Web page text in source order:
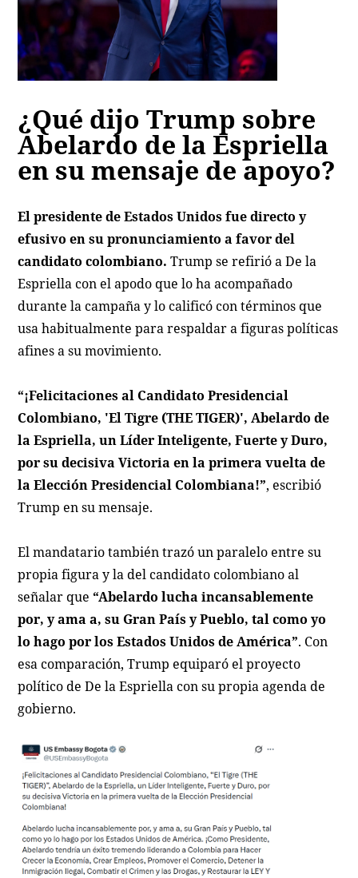
¿Qué dijo Trump sobre
Abelardo de la Espriella
en su mensaje de apoyo?
El presidente de Estados Unidos fue directo y
efusivo en su pronunciamiento a favor del
candidato colombiano. Trump se refirió a De la
Espriella con el apodo que lo ha acompañado
durante la campaña y lo calificó con términos que
usa habitualmente para respaldar a figuras políticas
afines a su movimiento.
“¡Felicitaciones al Candidato Presidencial
Colombiano, 'El Tigre (THE TIGER)', Abelardo de
la Espriella, un Líder Inteligente, Fuerte y Duro,
por su decisiva Victoria en la primera vuelta de
la Elección Presidencial Colombiana!”, escribió
Trump en su mensaje.
El mandatario también trazó un paralelo entre su
propia figura y la del candidato colombiano al
señalar que “Abelardo lucha incansablemente
por, y ama a, su Gran País y Pueblo, tal como yo
lo hago por los Estados Unidos de América”. Con
esa comparación, Trump equiparó el proyecto
político de De la Espriella con su propia agenda de
gobierno.